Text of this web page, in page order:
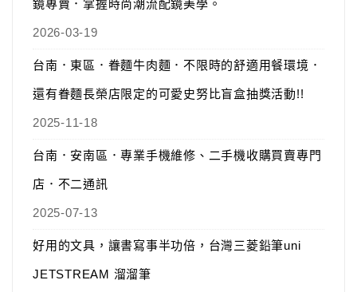
鏡專賣．掌握時尚潮流配鏡美學。
2026-03-19
台南．東區．眷麵牛肉麵．不限時的舒適用餐環境．
還有眷麵長榮店限定的可愛史努比盲盒抽獎活動!!
2025-11-18
台南．安南區．專業手機維修、二手機收購買賣專門
店．不二通訊
2025-07-13
好用的文具，讓書寫事半功倍，台灣三菱鉛筆uni
JETSTREAM 溜溜筆